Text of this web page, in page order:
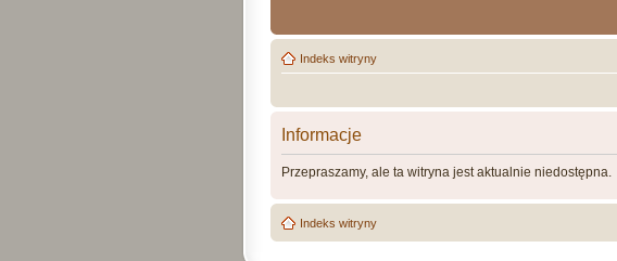
Indeks witryny
Informacje
Przepraszamy, ale ta witryna jest aktualnie niedostępna.
Indeks witryny